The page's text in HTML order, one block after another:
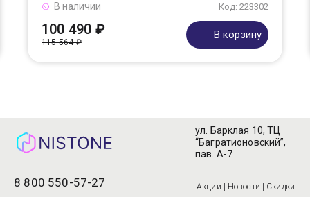
Код: 223302
В наличии
100 490 ₽
115 564 ₽
В корзину
8 800 550-57-27
ул. Барклая 10, ТЦ
“Багратионовский”,
пав. А-7
Акции | Новости | Скидки